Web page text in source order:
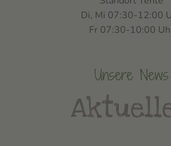
Di, Mi 07:30-12:00
Fr 07:30-10:00
Unsere News